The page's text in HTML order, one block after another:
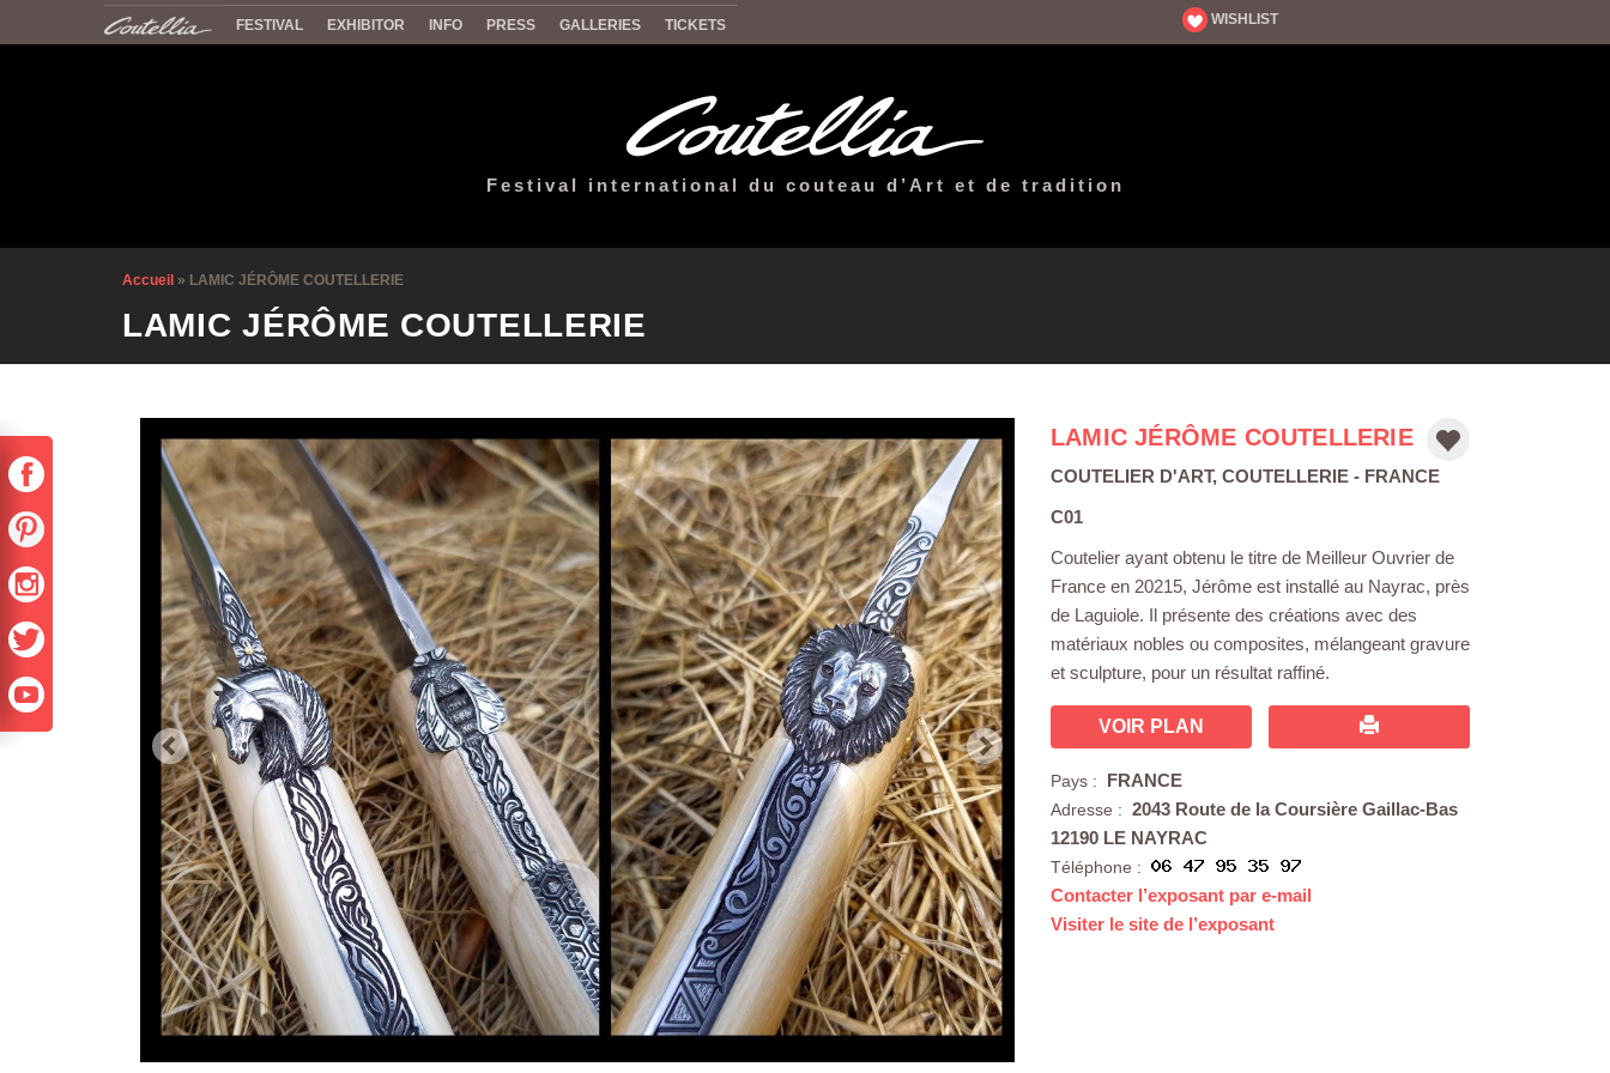
FESTIVAL EXHIBITOR INFO PRESS GALLERIES TICKETS WISHLIST
Festival international du couteau d’Art et de tradition
Accueil » LAMIC JÉRÔME COUTELLERIE
LAMIC JÉRÔME COUTELLERIE
LAMIC JÉRÔME COUTELLERIE
COUTELIER D'ART, COUTELLERIE - FRANCE
C01
Coutelier ayant obtenu le titre de Meilleur Ouvrier de
France en 20215, Jérôme est installé au Nayrac, près
de Laguiole. Il présente des créations avec des
matériaux nobles ou composites, mélangeant gravure
et sculpture, pour un résultat raffiné.
VOIR PLAN
Pays : FRANCE
Adresse : 2043 Route de la Coursière Gaillac-Bas
12190 LE NAYRAC
Téléphone :
Contacter l’exposant par e-mail
Visiter le site de l’exposant